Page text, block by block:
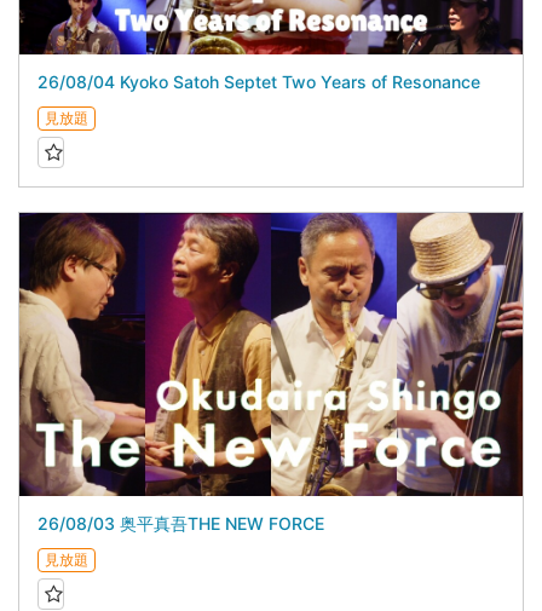
26/08/04 Kyoko Satoh Septet Two Years of Resonance
見放題
26/08/03 奥平真吾THE NEW FORCE
見放題